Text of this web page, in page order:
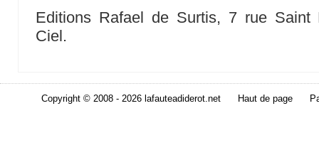
Editions Rafael de Surtis, 7 rue Saint
Ciel.
Copyright © 2008 - 2026 lafauteadiderot.net Haut de page